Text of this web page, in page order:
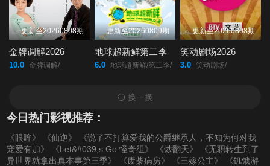
更新至20260808期
金牌调解2026
10.0 金牌调解/
更新至20260809期
地球超新鲜第二季
6.0 地球超新鲜/第二季/
更新至20260808期
笑动剧场2026
3.0 笑动剧场/
换一换
今日热门影视推荐：
《眼眸》 《仙逆》
《说了不打算爱我的公爵继承人，不知为何对我
宠爱有加》
《Let&#039;s Go 怪奇组》 《炒翻天》
《无职转生到了
异世界就拿出真本事第三季》
《废柴病房》 《三嫁公主》
《饥饿游